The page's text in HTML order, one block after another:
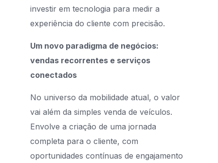
investir em tecnologia para medir a
experiência do cliente com precisão.
Um novo paradigma de negócios:
vendas recorrentes e serviços
conectados
No universo da mobilidade atual, o valor
vai além da simples venda de veículos.
Envolve a criação de uma jornada
completa para o cliente, com
oportunidades contínuas de engajamento